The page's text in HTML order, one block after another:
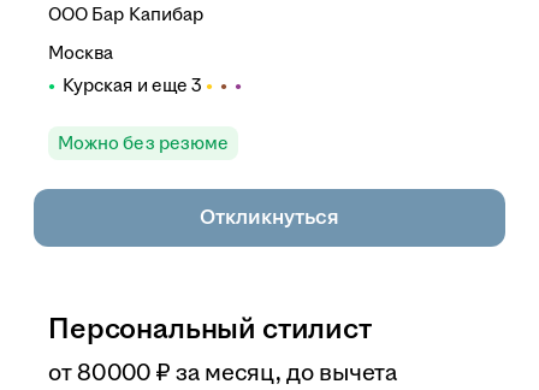
ООО Бар Капибар
Москва
Курская и еще 3
Можно без резюме
Откликнуться
Персональный стилист
от80 000 ₽ за месяц,до вычета